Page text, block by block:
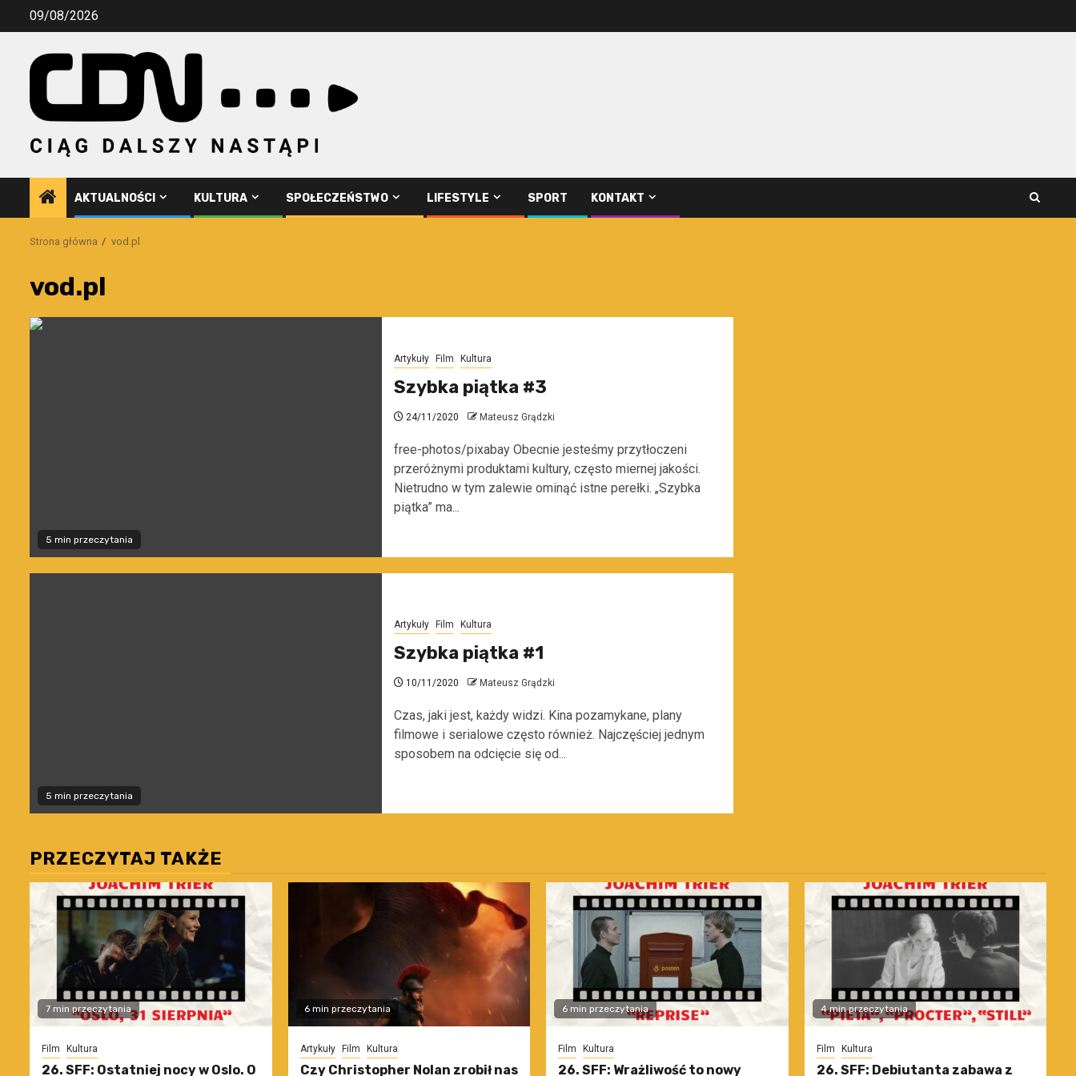
Przejdź09/08/2026
AKTUALNOŚCI KULTURA SPOŁECZEŃSTWO LIFESTYLE SPORT KONTAKT
Strona główna vod.pl
vod.pl
5 min przeczytania
Artykuły Film Kultura
Szybka piątka #3
24/11/2020 Mateusz Grądzki
free-photos/pixabay Obecnie jesteśmy przytłoczeni
przeróżnymi produktami kultury, często miernej jakości.
Nietrudno w tym zalewie ominąć istne perełki. „Szybka
piątka” ma...
5 min przeczytania
Artykuły Film Kultura
Szybka piątka #1
10/11/2020 Mateusz Grądzki
Czas, jaki jest, każdy widzi. Kina pozamykane, plany
filmowe i serialowe często również. Najczęściej jednym
sposobem na odcięcie się od...
PRZECZYTAJ TAKŻE
7 min przeczytania
Film Kultura
26. SFF: Ostatniej nocy w Oslo. O
6 min przeczytania
Artykuły Film Kultura
Czy Christopher Nolan zrobił nas
6 min przeczytania
Film Kultura
26. SFF: Wrażliwość to nowy
4 min przeczytania
Film Kultura
26. SFF: Debiutanta zabawa z